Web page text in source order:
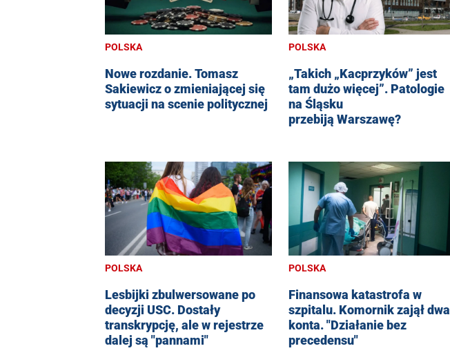
POLSKA
Nowe rozdanie. Tomasz
Sakiewicz o zmieniającej się
sytuacji na scenie politycznej
POLSKA
„Takich „Kacprzyków” jest
tam dużo więcej”. Patologie
na Śląsku
przebiją Warszawę?
POLSKA
Lesbijki zbulwersowane po
decyzji USC. Dostały
transkrypcję, ale w rejestrze
dalej są "pannami"
POLSKA
Finansowa katastrofa w
szpitalu. Komornik zajął dwa
konta. "Działanie bez
precedensu"